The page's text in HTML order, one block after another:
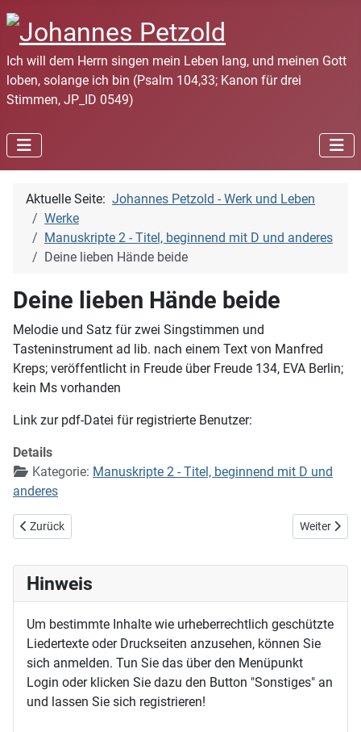
Ich will dem Herrn singen mein Leben lang, und meinen Gott
loben, solange ich bin (Psalm 104,33; Kanon für drei
Stimmen, JP_ID 0549)
Aktuelle Seite: Johannes Petzold - Werk und Leben
Werke
Manuskripte 2 - Titel, beginnend mit D und anderes
Deine lieben Hände beide
Deine lieben Hände beide
Melodie und Satz für zwei Singstimmen und
Tasteninstrument ad lib. nach einem Text von Manfred
Kreps; veröffentlicht in Freude über Freude 134, EVA Berlin;
kein Ms vorhanden
Link zur pdf-Datei für registrierte Benutzer:
Details
Kategorie: Manuskripte 2 - Titel, beginnend mit D und
anderes
Vorheriger Beitrag: Dein Wort ist meines Herzens Freude
Zurück Nächster
Weiter
Hinweis
Um bestimmte Inhalte wie urheberrechtlich geschützte
Liedertexte oder Druckseiten anzusehen, können Sie
sich anmelden. Tun Sie das über den Menüpunkt
Login oder klicken Sie dazu den Button "Sonstiges" an
und lassen Sie sich registrieren!